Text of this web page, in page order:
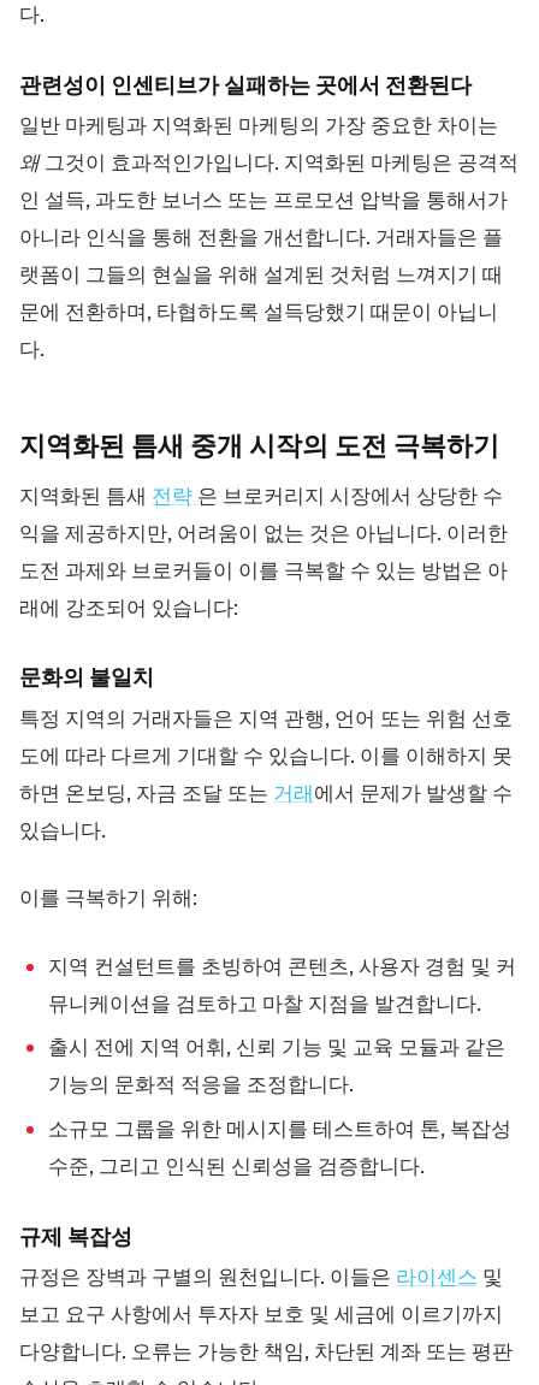
다.
관련성이 인센티브가 실패하는 곳에서 전환된다
일반 마케팅과 지역화된 마케팅의 가장 중요한 차이는
왜그것이 효과적인가입니다. 지역화된 마케팅은 공격적
인 설득, 과도한 보너스 또는 프로모션 압박을 통해서가
아니라 인식을 통해 전환을 개선합니다. 거래자들은 플
랫폼이 그들의 현실을 위해 설계된 것처럼 느껴지기 때
문에 전환하며, 타협하도록 설득당했기 때문이 아닙니
다.
지역화된 틈새 중개 시작의 도전 극복하기
지역화된 틈새 전략 은 브로커리지 시장에서 상당한 수
익을 제공하지만, 어려움이 없는 것은 아닙니다. 이러한
도전 과제와 브로커들이 이를 극복할 수 있는 방법은 아
래에 강조되어 있습니다:
문화의 불일치
특정 지역의 거래자들은 지역 관행, 언어 또는 위험 선호
도에 따라 다르게 기대할 수 있습니다. 이를 이해하지 못
하면 온보딩, 자금 조달 또는 거래에서 문제가 발생할 수
있습니다.
이를 극복하기 위해:
지역 컨설턴트를 초빙하여 콘텐츠, 사용자 경험 및 커
뮤니케이션을 검토하고 마찰 지점을 발견합니다.
출시 전에 지역 어휘, 신뢰 기능 및 교육 모듈과 같은
기능의 문화적 적응을 조정합니다.
소규모 그룹을 위한 메시지를 테스트하여 톤, 복잡성
수준, 그리고 인식된 신뢰성을 검증합니다.
규제 복잡성
규정은 장벽과 구별의 원천입니다. 이들은 라이센스 및
보고 요구 사항에서 투자자 보호 및 세금에 이르기까지
다양합니다. 오류는 가능한 책임, 차단된 계좌 또는 평판